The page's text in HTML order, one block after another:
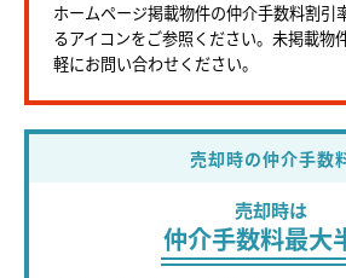
ホームページ掲載物件の仲介手数料割引
るアイコンをご参照ください。未掲載物
軽にお問い合わせください。
売却時の仲介手数
売却時は
仲介手数料最大